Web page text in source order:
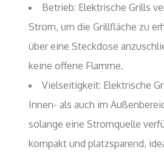
Betrieb: Elektrische Grills
Strom, um die Grillfläche zu
über eine Steckdose
keine offene Flamme.
Vielseitigkeit: Elektrische
Innen- als auch im
solange eine Stromquelle
kompakt und platzsparend,